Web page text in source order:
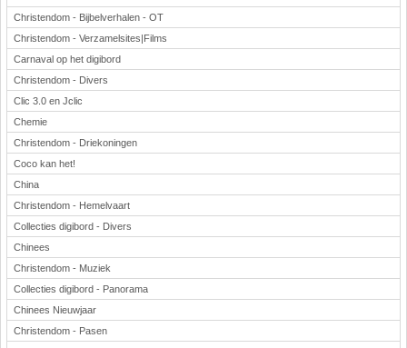
Christendom - Bijbelverhalen - OT
Christendom - Verzamelsites|Films
Carnaval op het digibord
Christendom - Divers
Clic 3.0 en Jclic
Chemie
Christendom - Driekoningen
Coco kan het!
China
Christendom - Hemelvaart
Collecties digibord - Divers
Chinees
Christendom - Muziek
Collecties digibord - Panorama
Chinees Nieuwjaar
Christendom - Pasen